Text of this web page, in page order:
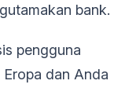
bank.
pengguna
dan Anda